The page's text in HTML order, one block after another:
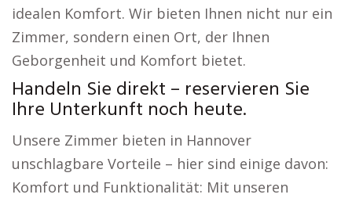
idealen Komfort. Wir bieten Ihnen nicht nur ein
Zimmer, sondern einen Ort, der Ihnen
Geborgenheit und Komfort bietet.
Handeln Sie direkt – reservieren Sie
Ihre Unterkunft noch heute.
Unsere Zimmer bieten in Hannover
unschlagbare Vorteile – hier sind einige davon:
Komfort und Funktionalität: Mit unseren